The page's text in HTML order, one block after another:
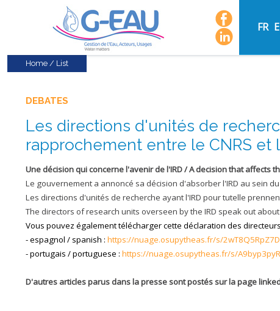
FR
Home / List
DEBATES
Les directions d'unités de
rapprochement entre le CNRS et
Une décision qui concerne l'avenir de l'IRD / A decision that affects
Le gouvernement a annoncé sa décision d'absorber l'IRD au sein
Les directions d'unités de recherche ayant l'IRD pour tutelle
The directors of research units overseen by the IRD speak out
Vous pouvez également télécharger cette déclaration des
- espagnol / spanish : https://nuage.osupytheas.fr/s/
- portugais / portuguese : https://nuage.osupytheas.fr/s/
D'autres articles parus dans la presse sont postés sur la page